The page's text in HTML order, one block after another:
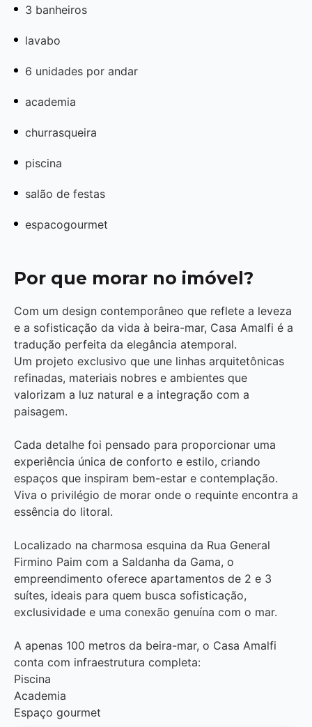
3 banheiros
lavabo
6 unidades por andar
academia
churrasqueira
piscina
salão de festas
espacogourmet
Por que morar no imóvel?
Com um design contemporâneo que reflete a leveza
e a sofisticação da vida à beira-mar, Casa Amalfi é a
tradução perfeita da elegância atemporal.
Um projeto exclusivo que une linhas arquitetônicas
refinadas, materiais nobres e ambientes que
valorizam a luz natural e a integração com a
paisagem.
Cada detalhe foi pensado para proporcionar uma
experiência única de conforto e estilo, criando
espaços que inspiram bem-estar e contemplação.
Viva o privilégio de morar onde o requinte encontra a
essência do litoral.
Localizado na charmosa esquina da Rua General
Firmino Paim com a Saldanha da Gama, o
empreendimento oferece apartamentos de 2 e 3
suítes, ideais para quem busca sofisticação,
exclusividade e uma conexão genuína com o mar.
A apenas 100 metros da beira-mar, o Casa Amalfi
conta com infraestrutura completa:
Piscina
Academia
Espaço gourmet